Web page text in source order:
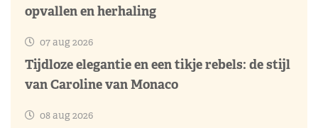
opvallen en herhaling
07 aug 2026
Tijdloze elegantie en een tikje rebels: de stijl
van Caroline van Monaco
08 aug 2026